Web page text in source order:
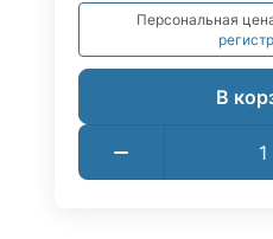
Персональная
В